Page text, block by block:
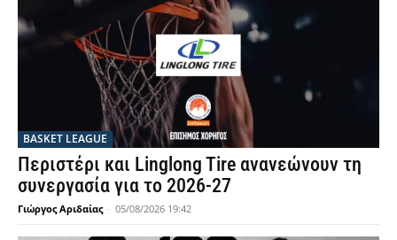
BASKET LEAGUE
Περιστέρι και Linglong Tire ανανεώνουν τη
συνεργασία για το 2026-27
Γιώργος Αριδαίας - 05/08/2026 19:42